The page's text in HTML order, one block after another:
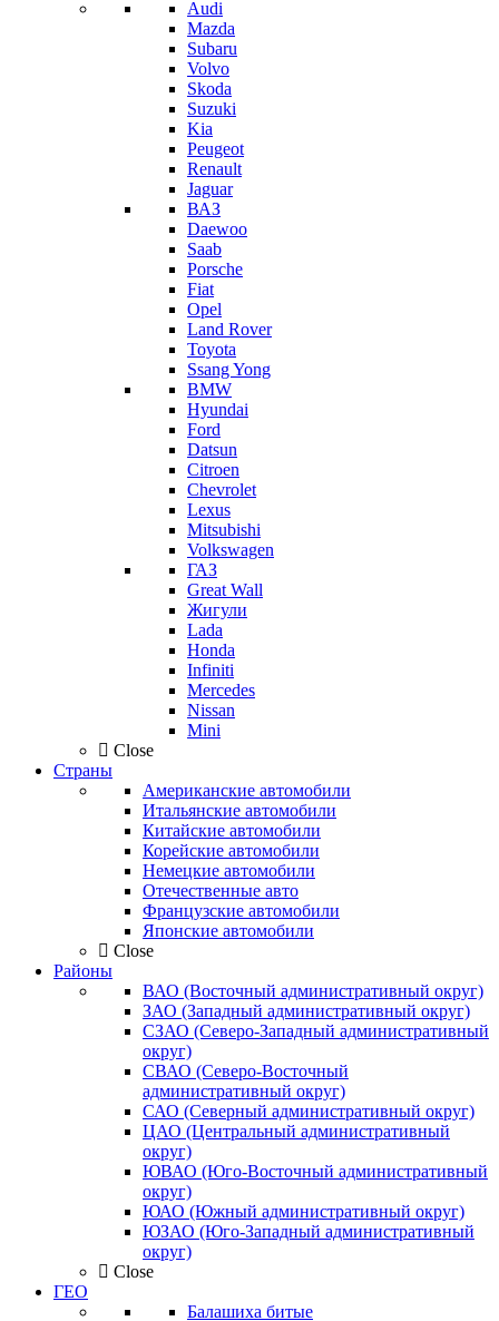
Audi
Mazda
Subaru
Volvo
Skoda
Suzuki
Kia
Peugeot
Renault
Jaguar
ВАЗ
Daewoo
Saab
Porsche
Fiat
Opel
Land Rover
Toyota
Ssang Yong
BMW
Hyundai
Ford
Datsun
Citroen
Chevrolet
Lexus
Mitsubishi
Volkswagen
ГАЗ
Great Wall
Жигули
Lada
Honda
Infiniti
Mercedes
Nissan
Mini
Close
Страны
Американские автомобили
Итальянские автомобили
Китайские автомобили
Корейские автомобили
Немецкие автомобили
Отечественные авто
Французские автомобили
Японские автомобили
Close
Районы
ВАО (Восточный административный округ)
ЗАО (Западный административный округ)
СЗАО (Северо-Западный административный
округ)
СВАО (Северо-Восточный
административный округ)
САО (Северный административный округ)
ЦАО (Центральный административный
округ)
ЮВАО (Юго-Восточный административный
округ)
ЮАО (Южный административный округ)
ЮЗАО (Юго-Западный административный
округ)
Close
ГЕО
Балашиха битые